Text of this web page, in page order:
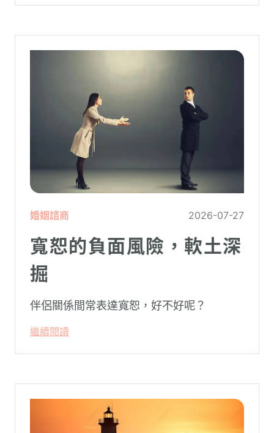
療癒，卻經常缺乏實證基礎，甚至可能對正
婚姻諮商 2026-07-27
寬恕的負面風險，軟土深
掘
伴侶關係間常表達寬恕，好不好呢？
繼續閱讀